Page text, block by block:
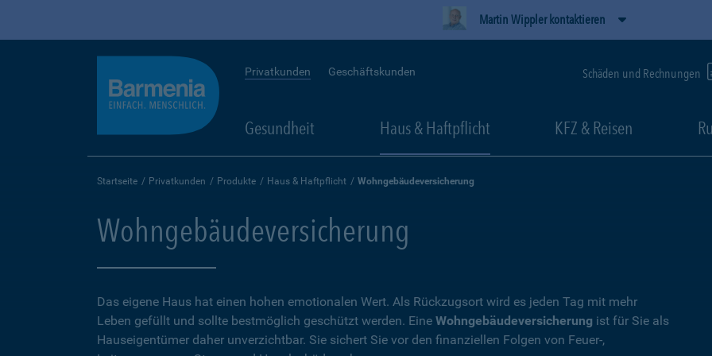
Martin Wippler kontaktieren
Privatkunden Geschäftskunden Schäden und Rechnungen
Gesundheit Haus & Haftpflicht KFZ & Reisen
Startseite Privatkunden Produkte Haus & Haftpflicht Wohngebäudeversicherung
Wohngebäudeversicherung
Das eigene Haus hat einen hohen emotionalen Wert. Als Rückzugsort wird es jeden Tag mit mehr
Leben gefüllt und sollte bestmöglich geschützt werden. Eine Wohngebäudeversicherung ist für Sie als
Hauseigentümer daher unverzichtbar. Sie sichert Sie vor den finanziellen Folgen von Feuer-,